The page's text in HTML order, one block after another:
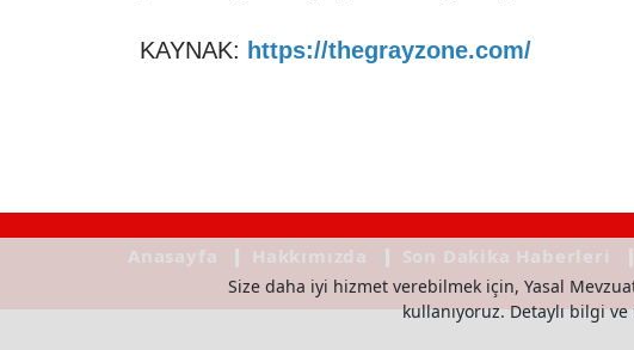
KAYNAK: https://thegrayzone.com/
Size daha iyi hizmet verebilmek için, Yasal
kullanıyoruz. Detaylı bilgi
Anasayfa ❙ Hakkımızda ❙ Son Dakika Haberleri